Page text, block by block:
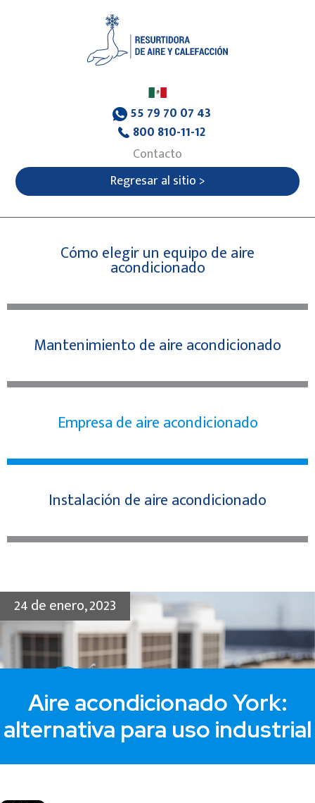
55 79 70 07 43
800 810-11-12
Contacto
Regresar al sitio >
Cómo elegir un equipo de aire
acondicionado
Mantenimiento de aire acondicionado
Empresa de aire acondicionado
Instalación de aire acondicionado
24 de enero, 2023
Aire acondicionado York:
alternativa para uso industrial